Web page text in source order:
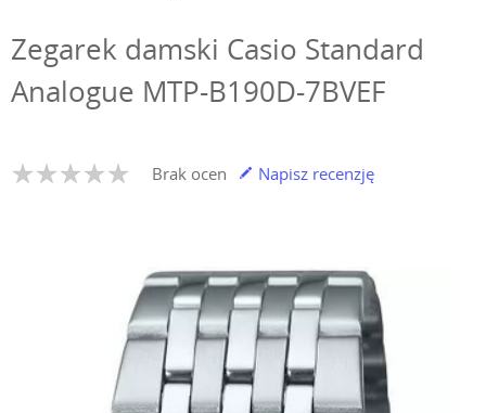
Zegarek damski Casio Standard
Analogue MTP-B190D-7BVEF
Brak ocen Napisz recenzję